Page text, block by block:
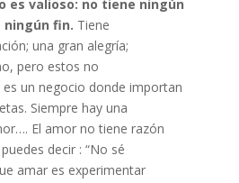
es valioso: no tiene ningún
fin. Tiene
una gran alegría;
pero estos no
un negocio donde importan
Siempre hay una
El amor no tiene razón
decir : “No sé
amar es experimentar